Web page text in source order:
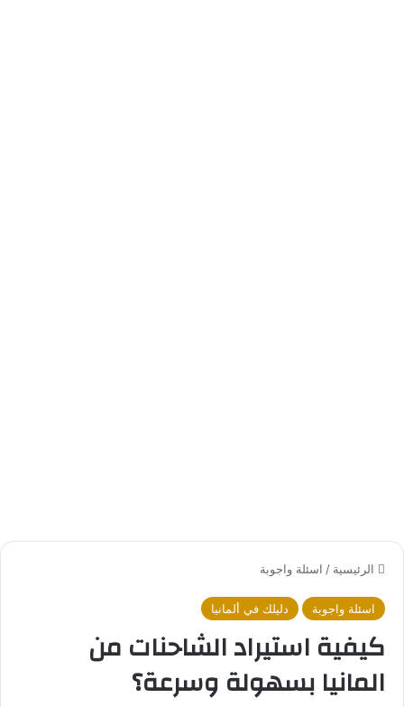
الرئيسية / اسئلة واجوبة
اسئلة واجوبة دليلك في ألمانيا
كيفية استيراد الشاحنات من
المانيا بسهولة وسرعة؟